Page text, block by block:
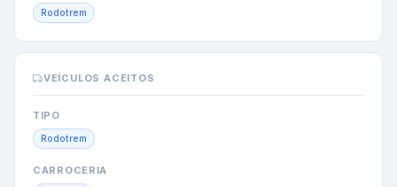
Rodotrem
VEÍCULOS ACEITOS
TIPO
Rodotrem
CARROCERIA